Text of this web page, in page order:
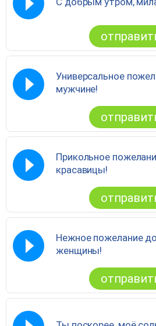
Универсальное
мужчине!
Прикольное
красавицы!
Нежное пожелание
женщины!